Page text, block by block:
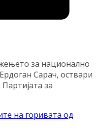
за национално
Сарач, оствари
за